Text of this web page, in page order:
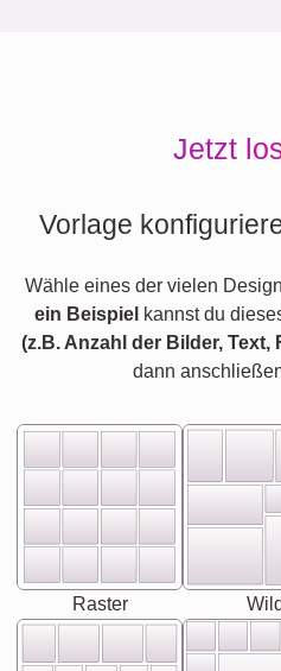
Jetzt
Vorlage
Wähle eines der vielen
ein Beispiel kannst du
(z.B. Anzahl der Bilder, Text,
dann
Raster Wild